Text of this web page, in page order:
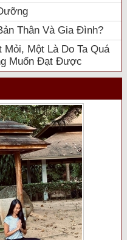
Thân Và Gia Đình?
Một Là Do Ta Quá
Muốn Đạt Được